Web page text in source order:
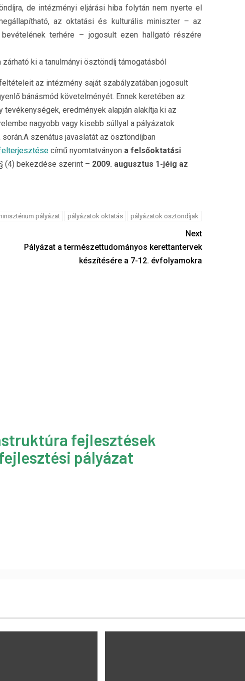
de intézményi eljárási hiba folytán nem nyerte el
az oktatási és kulturális miniszter – az
terhére – jogosult ezen hallgató részére
ki a tanulmányi ösztöndíj támogatásból
az intézmény saját szabályzatában jogosult
bánásmód követelményét. Ennek keretében az
eredmények alapján alakítja ki az
nagyobb vagy kisebb súllyal a pályázatok
szenátus javaslatát az ösztöndíjban
című nyomtatványon a felsőoktatási
(4) bekezdése szerint – 2009. augusztus 1-jéig az
pályázat pályázatok oktatás pályázatok ösztöndíjak
Next
Pályázat a természettudományos kerettantervek
készítésére a 7-12. évfolyamokra
fejlesztések
pályázat